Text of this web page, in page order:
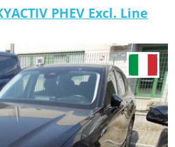
PHEV Excl. Line